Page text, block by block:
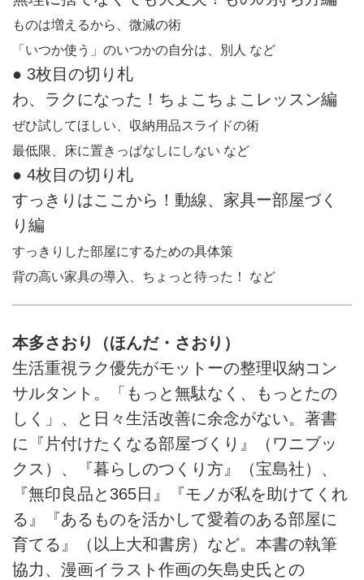
ものは増えるから、微減の術
「いつか使う」のいつかの自分は、別人 など
● 3枚目の切り札
わ、ラクになった！ちょこちょこレッスン編
ぜひ試してほしい、収納用品スライドの術
最低限、床に置きっぱなしにしない など
● 4枚目の切り札
すっきりはここから！動線、家具ー部屋づく
り編
すっきりした部屋にするための具体策
背の高い家具の導入、ちょっと待った！ など
本多さおり（ほんだ・さおり）
生活重視ラク優先がモットーの整理収納コン
サルタント。「もっと無駄なく、もっとたの
しく」、と日々生活改善に余念がない。著書
に『片付けたくなる部屋づくり』（ワニブッ
クス）、『暮らしのつくり方』（宝島社）、
『無印良品と365日』『モノが私を助けてくれ
る』『あるものを活かして愛着のある部屋に
育てる』（以上大和書房）など。本書の執筆
協力、漫画イラスト作画の矢島史氏との